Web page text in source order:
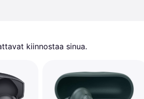
kiinnostaa sinua.